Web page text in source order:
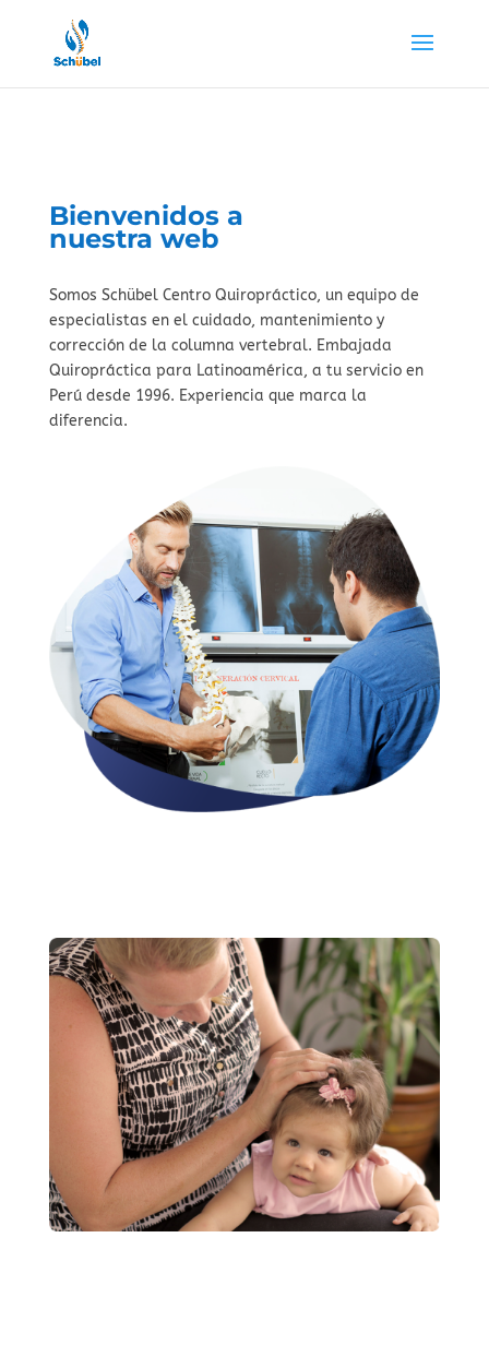
Bienvenidos a
nuestra web
Somos Schübel Centro Quiropráctico, un equipo de
especialistas en el cuidado, mantenimiento y
corrección de la columna vertebral. Embajada
Quiropráctica para Latinoamérica, a tu servicio en
Perú desde 1996. Experiencia que marca la
diferencia.